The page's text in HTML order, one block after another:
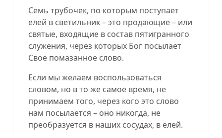
Семь трубочек, по которым поступает
елей в светильник – это продающие – или
святые, входящие в состав пятигранного
служения, через которых Бог посылает
Своё помазанное слово.
Если мы желаем воспользоваться
словом, но в то же самое время, не
принимаем того, через кого это слово
нам посылается – оно никогда, не
преобразуется в наших сосудах, в елей.